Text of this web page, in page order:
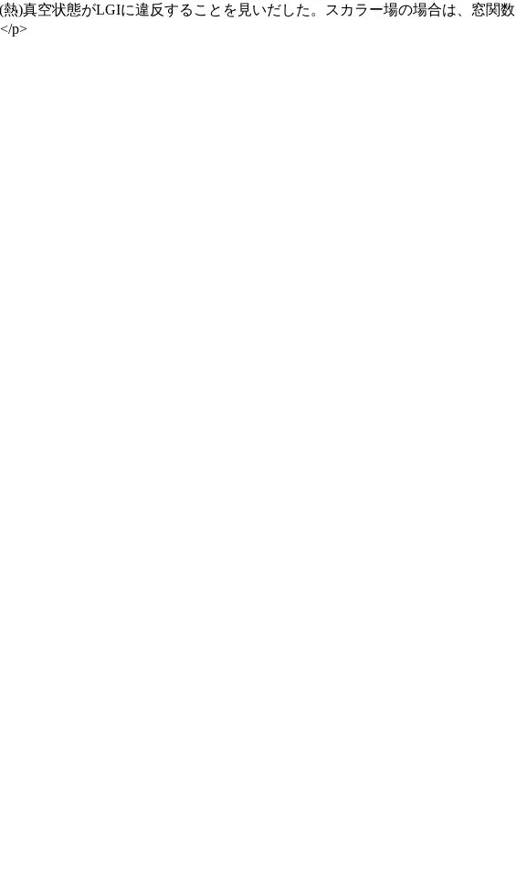
)真空状態がLGIに違反することを見いだした。スカラー場の場合は、窓関
p>